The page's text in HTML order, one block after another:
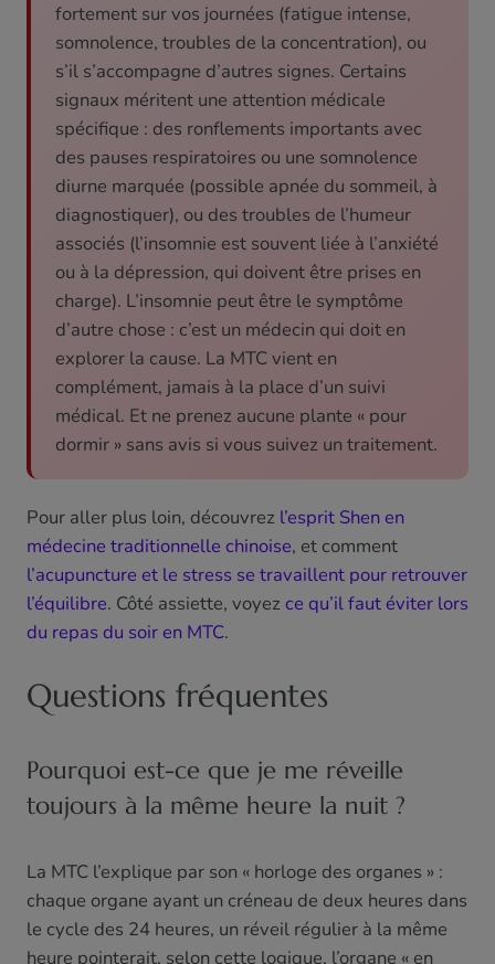
fortement sur vos journées (fatigue intense,
somnolence, troubles de la concentration), ou
s’il s’accompagne d’autres signes. Certains
signaux méritent une attention médicale
spécifique : des ronflements importants avec
des pauses respiratoires ou une somnolence
diurne marquée (possible apnée du sommeil, à
diagnostiquer), ou des troubles de l’humeur
associés (l’insomnie est souvent liée à l’anxiété
ou à la dépression, qui doivent être prises en
charge). L’insomnie peut être le symptôme
d’autre chose : c’est un médecin qui doit en
explorer la cause. La MTC vient en
complément, jamais à la place d’un suivi
médical. Et ne prenez aucune plante « pour
dormir » sans avis si vous suivez un traitement.
Pour aller plus loin, découvrez l’esprit Shen en
médecine traditionnelle chinoise, et comment
l’acupuncture et le stress se travaillent pour retrouver
l’équilibre. Côté assiette, voyez ce qu’il faut éviter lors
du repas du soir en MTC.
Questions fréquentes
Pourquoi est-ce que je me réveille
toujours à la même heure la nuit ?
La MTC l’explique par son « horloge des organes » :
chaque organe ayant un créneau de deux heures dans
le cycle des 24 heures, un réveil régulier à la même
heure pointerait, selon cette logique, l’organe « en